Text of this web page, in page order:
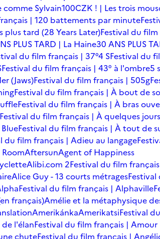
comme Sylvain100CZK ! | Les trois
| 120 battements par minute
plus tard (28 Years Later)Festival du
PLUS TARD | La Haine30 ANS PLUS
du film français | 37°4 SFestival du
Festival du film français | 43° à l'ombre5
(Jaws)Festival du film français | 505g
Festival du film français | À bout de
Festival du film français | À bras
Festival du film français | À quelques
Festival du film français | À tout de
du film français | Adieu au langage
AftersunAgent of Happiness
Alibi.com 2Festival du film
Alice Guy - 13 courts métrages
Festival du film français | Alphaville
français)Amélie et la métaphysique
AmerikánkaAmerikatsiFestival
de l'élanFestival du film français | Amour
chuteFestival du film français |